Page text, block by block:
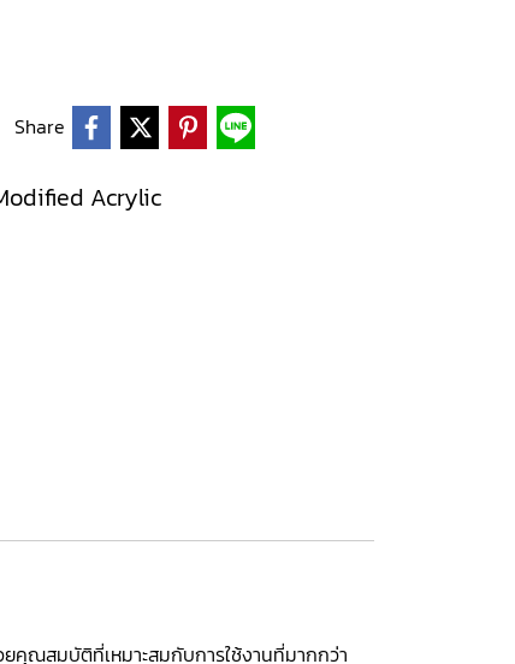
Share
Acrylic
ยคุณสมบัติที่เหมาะสมกับการใช้งานที่มากกว่า